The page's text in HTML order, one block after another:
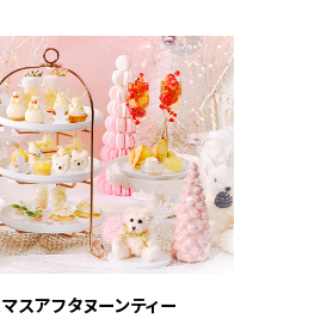
スアフタヌーンティー